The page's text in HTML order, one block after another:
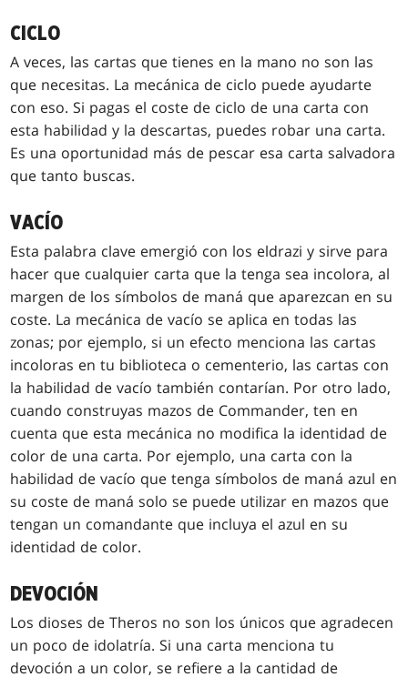
CICLO
A veces, las cartas que tienes en la mano no son las
que necesitas. La mecánica de ciclo puede ayudarte
con eso. Si pagas el coste de ciclo de una carta con
esta habilidad y la descartas, puedes robar una carta.
Es una oportunidad más de pescar esa carta salvadora
que tanto buscas.
VACÍO
Esta palabra clave emergió con los eldrazi y sirve para
hacer que cualquier carta que la tenga sea incolora, al
margen de los símbolos de maná que aparezcan en su
coste. La mecánica de vacío se aplica en todas las
zonas; por ejemplo, si un efecto menciona las cartas
incoloras en tu biblioteca o cementerio, las cartas con
la habilidad de vacío también contarían. Por otro lado,
cuando construyas mazos de Commander, ten en
cuenta que esta mecánica no modifica la identidad de
color de una carta. Por ejemplo, una carta con la
habilidad de vacío que tenga símbolos de maná azul en
su coste de maná solo se puede utilizar en mazos que
tengan un comandante que incluya el azul en su
identidad de color.
DEVOCIÓN
Los dioses de Theros no son los únicos que agradecen
un poco de idolatría. Si una carta menciona tu
devoción a un color, se refiere a la cantidad de